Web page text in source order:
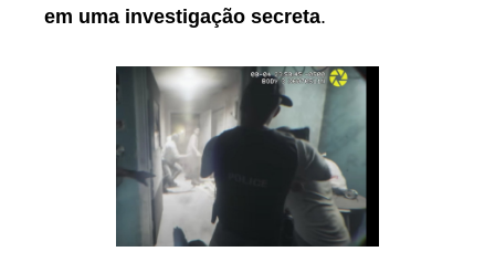
em uma investigação secreta.